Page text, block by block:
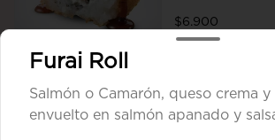
$6.900
Salmón o
cebollín, envuelto
Furai Roll
Salmón o Camarón, queso crema y
envuelto en salmón apanado y